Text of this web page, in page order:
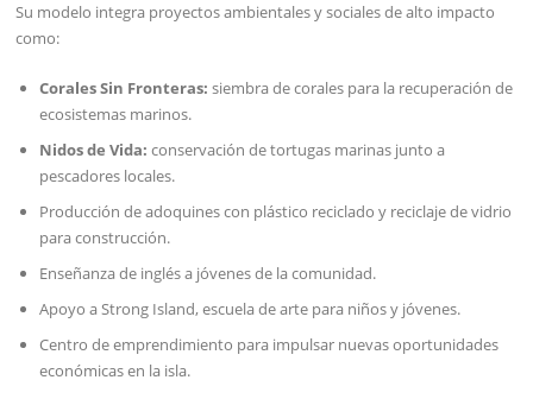
Su modelo integra proyectos ambientales y sociales de alto impacto
como:
Corales Sin Fronteras: siembra de corales para la recuperación de
ecosistemas marinos.
Nidos de Vida: conservación de tortugas marinas junto a
pescadores locales.
Producción de adoquines con plástico reciclado y reciclaje de vidrio
para construcción.
Enseñanza de inglés a jóvenes de la comunidad.
Apoyo a Strong Island, escuela de arte para niños y jóvenes.
Centro de emprendimiento para impulsar nuevas oportunidades
económicas en la isla.